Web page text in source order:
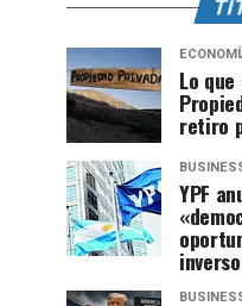
Lo
retiro
YPF